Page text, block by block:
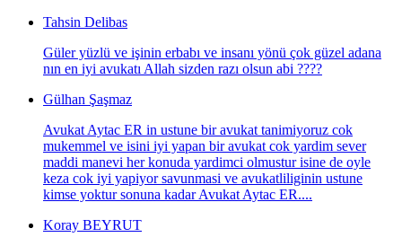
Tahsin Delibas
Güler yüzlü ve işinin erbabı ve insanı yönü çok güzel adana
nın en iyi avukatı Allah sizden razı olsun abi ????
Gülhan Şaşmaz
Avukat Aytac ER in ustune bir avukat tanimiyoruz cok
mukemmel ve isini iyi yapan bir avukat cok yardim sever
maddi manevi her konuda yardimci olmustur isine de oyle
keza cok iyi yapiyor savunmasi ve avukatliliginin ustune
kimse yoktur sonuna kadar Avukat Aytac ER....
Koray BEYRUT